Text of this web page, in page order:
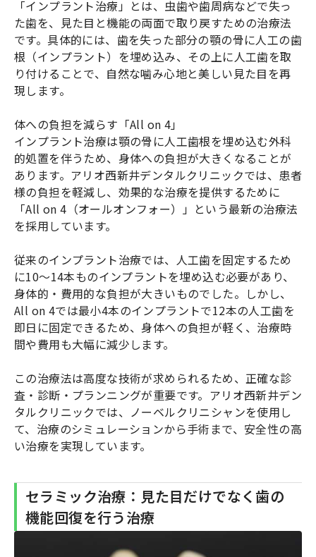
「インプラント治療」とは、虫歯や歯周病などで失っ
た歯を、見た目と機能の両面で取り戻すための治療法
です。具体的には、歯を失った部分の顎の骨に人工の歯
根（インプラント）を埋め込み、その上に人工歯を取
り付けることで、自然な噛み心地と美しい見た目を再
現します。
体への負担を減らす「All on 4」
インプラント治療は顎の骨に人工歯根を埋め込む外科
的処置を伴うため、身体への負担が大きくなることが
あります。アリオ西新井デンタルクリニックでは、患者
様の負担を軽減し、効果的な治療を提供するために
「All on 4（オールオンフォー）」という最新の治療法
を採用しています。
従来のインプラント治療では、人工歯を固定するため
に10～14本ものインプラントを埋め込む必要があり、
身体的・費用的な負担が大きいものでした。しかし、
All on 4では最小4本のインプラントで12本の人工歯を
即日に固定できるため、身体への負担が軽く、治療時
間や費用も大幅に減少します。
この治療法は高度な技術が求められるため、正確な診
査・診断・プランニングが重要です。アリオ西新井デン
タルクリニックでは、ノーベルクリニシャンを使用し
て、治療のシミュレーションから手術まで、安全性の高
い治療を実現しています。
セラミック治療：見た目だけでなく歯の
機能回復を行う治療